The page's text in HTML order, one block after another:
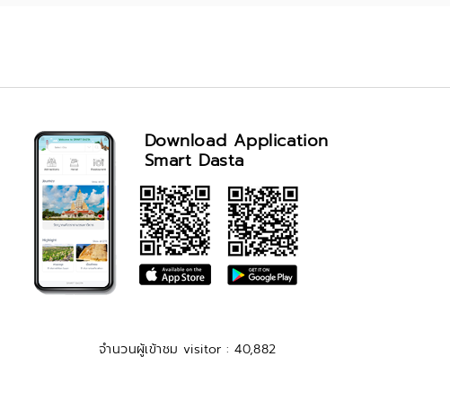
Download Application
Smart Dasta
จำนวนผู้เข้าชม visitor : 40,882